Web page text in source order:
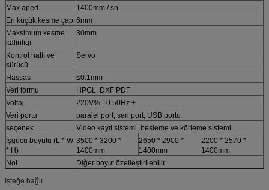
Max aped
1400mm / sn
En küçük kesme çapı6mm
Maksimum kesme
kalınlığı
30mm
Kontrol hattı ve
sürücü
Servo
Hassas
≤0.1mm
Veri formu
HPGL, DXF PDF
Voltaj
220V% 10 50Hz ±
Veri portu
paralel port, seri port, USB portu
seçenek
Video kayıt sistemi, besleme ve körleme sistemi
İşgücü boyutu (L * W
* H)
3500 * 3200 *
1400mm
2650 * 2900 *
1400mm
2200 * 2570 *
1400mm
Not
Diğer boyut özelleştirilebilir.
İsteğe bağlı